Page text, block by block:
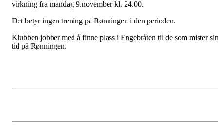
virkning fra mandag 9.november kl. 24.00.
Det betyr ingen trening på Rønningen i den perioden.
Klubben jobber med å finne plass i Engebråten til de som mister sin
tid på Rønningen.